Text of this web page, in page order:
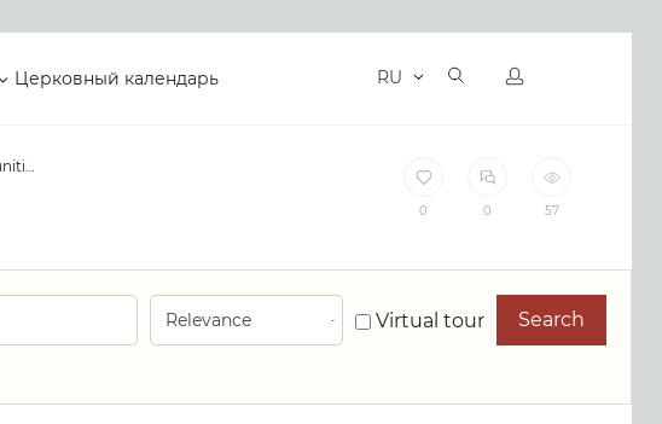
Церковный календарь RU
Soma Communities Spokane
0 0 57
Virtual tour Search